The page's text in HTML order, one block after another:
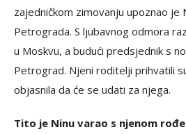
zajedničkom zimovanju upoznao je
Petrograda. S ljubavnog odmora
u Moskvu, a budući predsjednik s
Petrograd. Njeni roditelji prihvatili
objasnila da će se udati za njega.
Tito je Ninu varao s njenom